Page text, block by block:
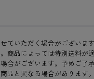
ていただく場合がございます
品によっては特別送料が
がございます。予めご了承
品と異なる場合があります。